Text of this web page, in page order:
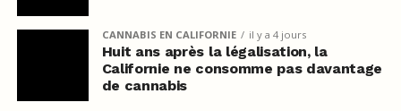
CANNABIS EN CALIFORNIE il y a 4 jours
Huit ans après la légalisation, la
Californie ne consomme pas davantage
de cannabis